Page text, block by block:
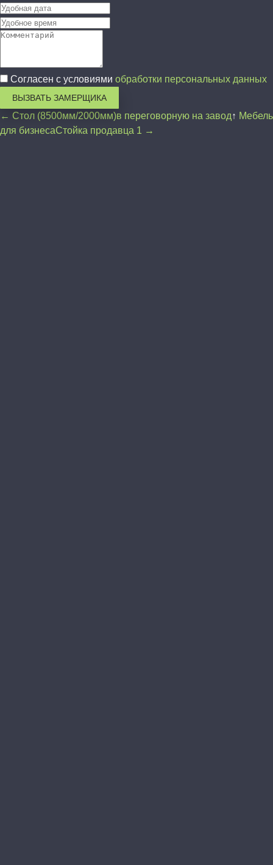
Согласен с условиями обработки персональных данных
ВЫЗВАТЬ ЗАМЕРЩИКА
← Стол (8500мм/2000мм)в переговорную на завод↑ Мебель
для бизнесаСтойка продавца 1 →